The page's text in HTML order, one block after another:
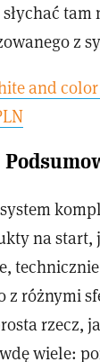
tam
z
and
na start,
z różnymi
rzecz,
wiele: